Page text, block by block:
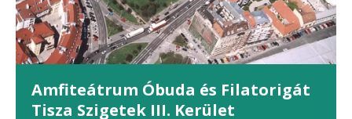
Amfiteátrum Óbuda és Filatorigát
Tisza Szigetek III. Kerület